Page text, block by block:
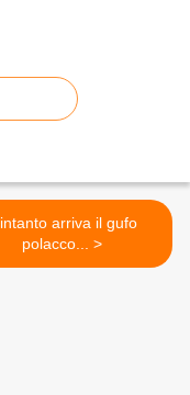
arriva il gufo
polacco... >